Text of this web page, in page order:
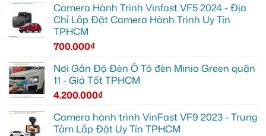
Camera Hành Trình Vinfast VF5 2024 - Địa
Chỉ Lắp Đặt Camera Hành Trình Uy Tín
TPHCM
700.000₫
Nơi Gắn Độ Đèn Ô Tô đèn Minio Green quận
11 - Giá Tốt TPHCM
4.200.000₫
Camera hành trình VinFast VF9 2023 - Trung
Tâm Lắp Đặt Uy Tín TPHCM